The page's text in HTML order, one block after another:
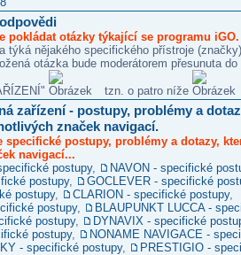
pokládat otázky týkající se programu iGO.
týká nějakého specifického přístroje
otázka bude moderátorem přesunuta do
tzn. o patro níže
zařízení - postupy, problémy a
značek navigací.
specifické postupy, problémy a dotazy,
navigací...
postupy,
NAVON - specifické
postupy,
GOCLEVER - specifické
postupy, CLARION - specifické postupy,
postupy,
BLAUPUNKT LUCCA -
postupy,
DYNAVIX - specifické
postupy,
NONAME NAVIGACE -
- specifické postupy, PRESTIGIO -